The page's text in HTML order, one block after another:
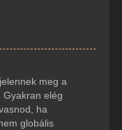
meg a
elég
ha
globális